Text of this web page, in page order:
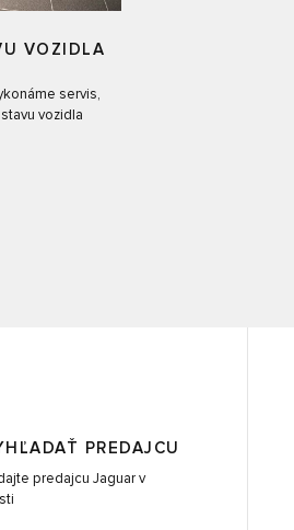
VOZIDLA
servis,
vozidla
PREDAJCU
predajcu Jaguar v